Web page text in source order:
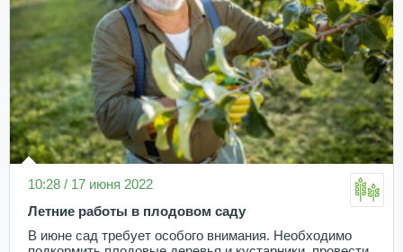
10:28 / 17 июня 2022
Летние работы в плодовом саду
В июне сад требует особого внимания. Необходимо